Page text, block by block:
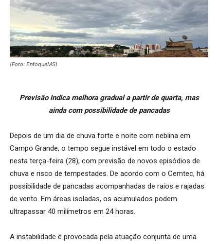
(Foto: EnfoqueMS)
Previsão indica melhora gradual a partir de quarta, mas
ainda com possibilidade de pancadas
Depois de um dia de chuva forte e noite com neblina em
Campo Grande, o tempo segue instável em todo o estado
nesta terça-feira (28), com previsão de novos episódios de
chuva e risco de tempestades. De acordo com o Cemtec, há
possibilidade de pancadas acompanhadas de raios e rajadas
de vento. Em áreas isoladas, os acumulados podem
ultrapassar 40 milímetros em 24 horas.
A instabilidade é provocada pela atuação conjunta de uma